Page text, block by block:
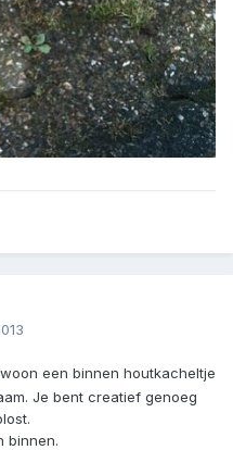
een binnen houtkacheltje
Je bent creatief genoeg
binnen.